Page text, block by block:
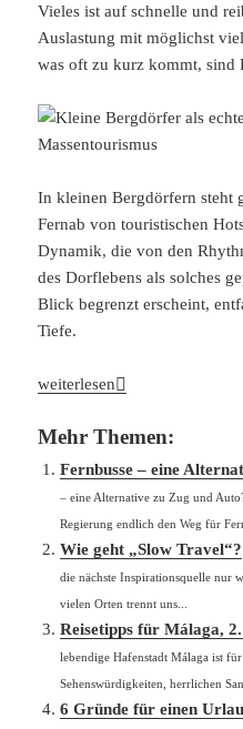
Vieles ist auf schnelle und
Auslastung mit möglichst
was oft zu kurz kommt, sind
In kleinen Bergdörfern steht
Fernab von touristischen
Dynamik, die von den
des Dorflebens als solches
Blick begrenzt erscheint,
Tiefe.
Kleine Bergdörfer als echte
weiterlesen
Mehr Themen:
Fernbusse – eine
– eine Alternative zu Zug und
Regierung endlich den Weg für
Wie geht „Slow Travel“?
die nächste Inspirationsquelle nur
vielen Orten trennt uns...
Reisetipps für Málaga,
lebendige Hafenstadt Málaga ist
Sehenswürdigkeiten, herrlichen
6 Gründe für einen